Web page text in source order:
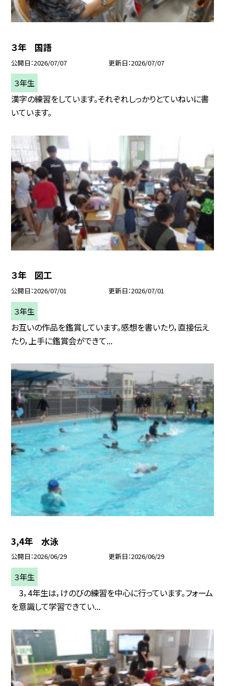
３年 国語
公開日 2026/07/07 更新日 2026/07/07
３年生
漢字の練習をしています。それぞれしっかりとていねいに書
いています。
３年 図工
公開日 2026/07/01 更新日 2026/07/01
３年生
お互いの作品を鑑賞しています。感想を書いたり，直接伝え
たり，上手に鑑賞会ができて...
3,4年 水泳
公開日 2026/06/29 更新日 2026/06/29
３年生
3，4年生は，けのびの練習を中心に行っています。フォーム
を意識して学習できてい...